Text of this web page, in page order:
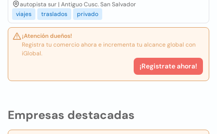
Empresas destacadas
autopista sur | Antiguo Cusc. San Salvador
viajes
traslados privado
¡Atención dueños!
Registra tu comercio ahora e incrementa tu alcance global con
iGlobal.
¡Registrate ahora!